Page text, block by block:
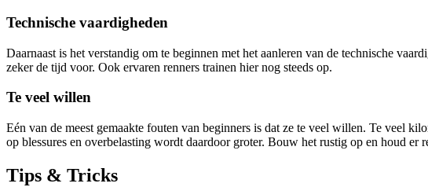
Technische vaardigheden
Daarnaast is het verstandig om te beginnen met het aanleren van de technische
zeker de tijd voor. Ook ervaren renners trainen hier nog steeds op.
Te veel willen
Eén van de meest gemaakte fouten van beginners is dat ze te veel willen. Te veel
op blessures en overbelasting wordt daardoor groter. Bouw het rustig op en houd er
Tips & Tricks